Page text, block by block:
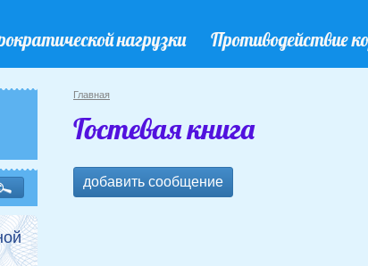
нагрузки Противодействие
Главная
Гостевая книга
добавить сообщение